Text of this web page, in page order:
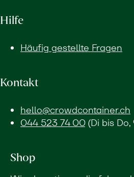
Hilfe
Häufig gestellte Fragen
Kontakt
hello@crowdcontainer.ch
044 523 74 00(Di bis Do,
Shop